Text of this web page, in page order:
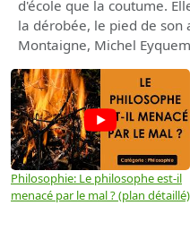
d'école que la coutume.
la dérobée, le pied de son
Montaigne, Michel
Philosophie: Le philosophe est-il
menacé par le mal ? (plan détaillé)